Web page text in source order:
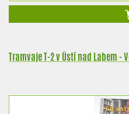
Tramvaje T-2 v Ústí nad Labem -